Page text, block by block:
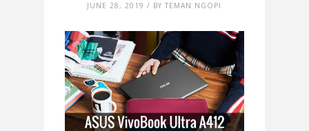
JUNE 28, 2019 / BY TEMAN NGOPI